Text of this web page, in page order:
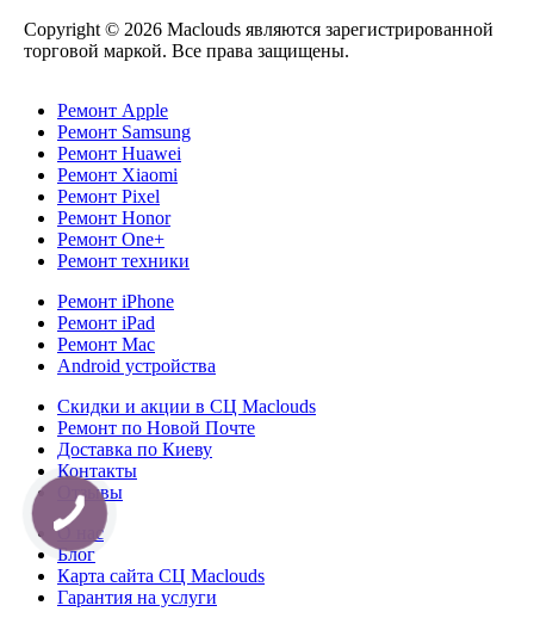
Copyright © 2026 Maclouds являются зарегистрированной
торговой маркой. Все права защищены.
Ремонт Apple
Ремонт Samsung
Ремонт Huawei
Ремонт Xiaomi
Ремонт Pixel
Ремонт Honor
Ремонт One+
Ремонт техники
Ремонт iPhone
Ремонт iPad
Ремонт Mac
Android устройства
Скидки и акции в СЦ Maclouds
Ремонт по Новой Почте
Доставка по Киеву
Контакты
Отзывы
О нас
Блог
Карта сайта СЦ Maclouds
Гарантия на услуги